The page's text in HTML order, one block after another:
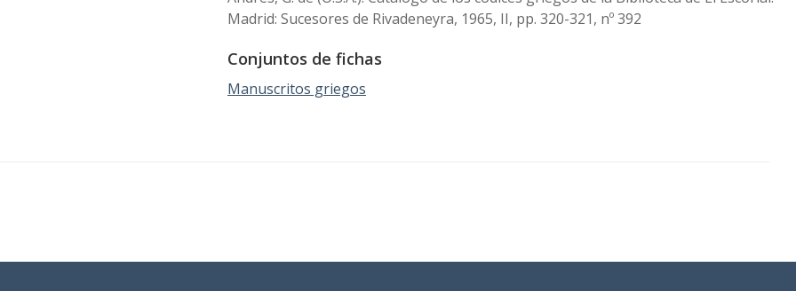
Madrid: Sucesores de Rivadeneyra, 1965, II, pp. 320-321, nº 392
Conjuntos de fichas
Manuscritos griegos